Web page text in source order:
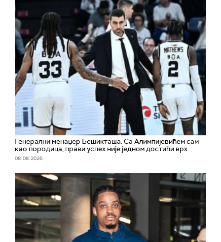
Генерални менаџер Бешикташа: Са Алимпијевићем сам
као породица, прави успех није једном достићи врх
08. 08. 2026.